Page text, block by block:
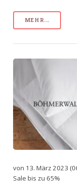
MEHR...
von 13. März 2023
Sale bis zu 65%